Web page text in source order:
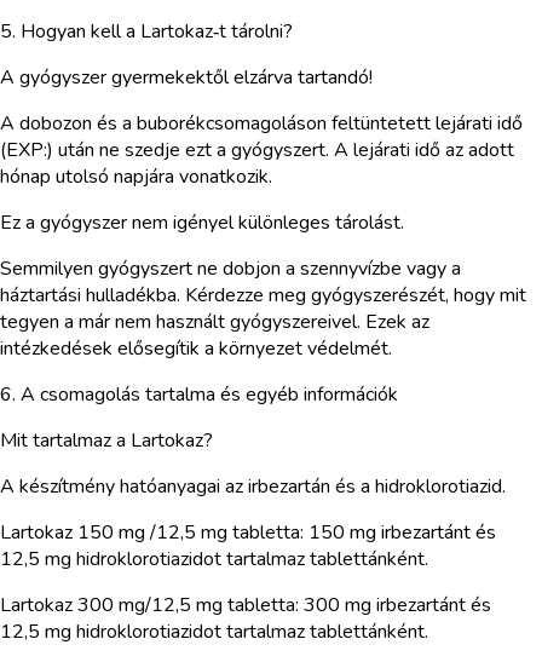
5. Hogyan kell a Lartokaz‑t tárolni?
A gyógyszer gyermekektől elzárva tartandó!
A dobozon és a buborékcsomagoláson feltüntetett lejárati idő
(EXP:) után ne szedje ezt a gyógyszert. A lejárati idő az adott
hónap utolsó napjára vonatkozik.
Ez a gyógyszer nem igényel különleges tárolást.
Semmilyen gyógyszert ne dobjon a szennyvízbe vagy a
háztartási hulladékba. Kérdezze meg gyógyszerészét, hogy mit
tegyen a már nem használt gyógyszereivel. Ezek az
intézkedések elősegítik a környezet védelmét.
6. A csomagolás tartalma és egyéb információk
Mit tartalmaz a Lartokaz?
A készítmény hatóanyagai az irbezartán és a hidroklorotiazid.
Lartokaz 150 mg /12,5 mg tabletta: 150 mg irbezartánt és
12,5 mg hidroklorotiazidot tartalmaz tablettánként.
Lartokaz 300 mg/12,5 mg tabletta: 300 mg irbezartánt és
12,5 mg hidroklorotiazidot tartalmaz tablettánként.